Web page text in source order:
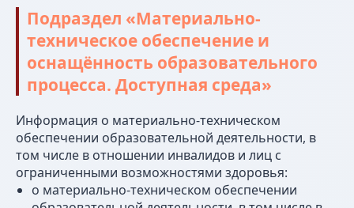
Подраздел «Материально-
техническое обеспечение и
оснащённость образовательного
процесса. Доступная среда»
Информация о материально-техническом
обеспечении образовательной деятельности, в
том числе в отношении инвалидов и лиц с
ограниченными возможностями здоровья:
о материально-техническом обеспечении